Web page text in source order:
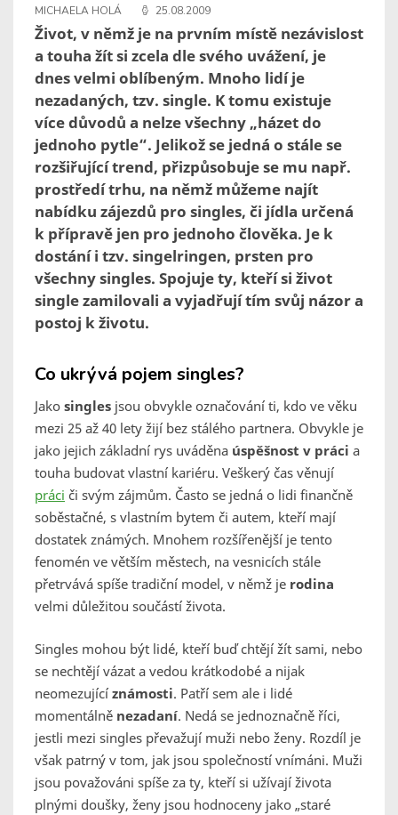
MICHAELA HOLÁ 25.08.2009
Život, v němž je na prvním místě nezávislost
a touha žít si zcela dle svého uvážení, je
dnes velmi oblíbeným. Mnoho lidí je
nezadaných, tzv. single. K tomu existuje
více důvodů a nelze všechny „házet do
jednoho pytle“. Jelikož se jedná o stále se
rozšiřující trend, přizpůsobuje se mu např.
prostředí trhu, na němž můžeme najít
nabídku zájezdů pro singles, či jídla určená
k přípravě jen pro jednoho člověka. Je k
dostání i tzv. singelringen, prsten pro
všechny singles. Spojuje ty, kteří si život
single zamilovali a vyjadřují tím svůj názor a
postoj k životu.
Co ukrývá pojem singles?
Jako singles jsou obvykle označování ti, kdo ve věku
mezi 25 až 40 lety žijí bez stálého partnera. Obvykle je
jako jejich základní rys uváděna úspěšnost v práci a
touha budovat vlastní kariéru. Veškerý čas věnují
práci či svým zájmům. Často se jedná o lidi finančně
soběstačné, s vlastním bytem či autem, kteří mají
dostatek známých. Mnohem rozšířenější je tento
fenomén ve větším městech, na vesnicích stále
přetrvává spíše tradiční model, v němž je rodina
velmi důležitou součástí života.
Singles mohou být lidé, kteří buď chtějí žít sami, nebo
se nechtějí vázat a vedou krátkodobé a nijak
neomezující známosti. Patří sem ale i lidé
momentálně nezadaní. Nedá se jednoznačně říci,
jestli mezi singles převažují muži nebo ženy. Rozdíl je
však patrný v tom, jak jsou společností vnímáni. Muži
jsou považováni spíše za ty, kteří si užívají života
plnými doušky, ženy jsou hodnoceny jako „staré